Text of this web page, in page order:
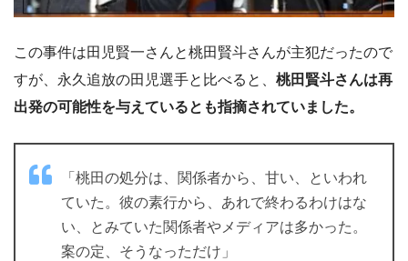
この事件は田児賢一さんと桃田賢斗さんが主犯だったので
すが、永久追放の田児選手と比べると、 桃田賢斗さんは再
出発の可能性を与えているとも指摘されていました。
「桃田の処分は、関係者から、甘い、といわれ
ていた。彼の素行から、あれで終わるわけはな
い、とみていた関係者やメディアは多かった。
案の定、そうなっただけ」